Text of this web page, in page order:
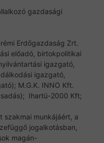
gazdasági
Erdőgazdaság Zrt.
előadó, birtokpolitikai
igazgató,
igazgató,
M.G.K. INNO Kft.
Ihartü-2000 Kft;
munkájáért, a
jogalkotásban,
magán-